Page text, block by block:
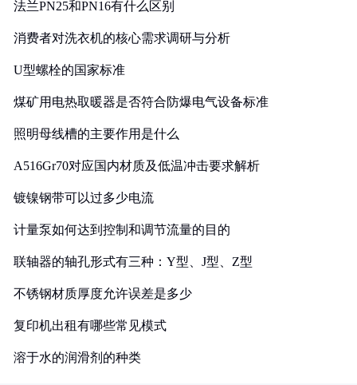
法兰PN25和PN16有什么区别
消费者对洗衣机的核心需求调研与分析
U型螺栓的国家标准
煤矿用电热取暖器是否符合防爆电气设备标准
照明母线槽的主要作用是什么
A516Gr70对应国内材质及低温冲击要求解析
镀镍钢带可以过多少电流
计量泵如何达到控制和调节流量的目的
联轴器的轴孔形式有三种：Y型、J型、Z型
不锈钢材质厚度允许误差是多少
复印机出租有哪些常见模式
溶于水的润滑剂的种类